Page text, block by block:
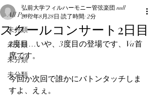
All Posts
未分類
未分類
未分類
未分類
スクールコンサート2日目
弘前大学フィルハーモニー管弦楽団 null
2012年8月28日 読了時間: 2分
2度目…いや、3度目の登場です、Va首
席です。
今回か次回で誰かにバトンタッチしま
すよ、えぇ。